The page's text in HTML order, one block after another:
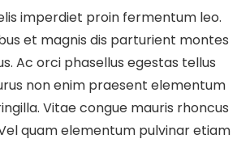
imperdiet proin fermentum leo.
et magnis dis parturient montes
Ac orci phasellus egestas tellus
non enim praesent elementum
Vitae congue mauris rhoncus
quam elementum pulvinar etiam